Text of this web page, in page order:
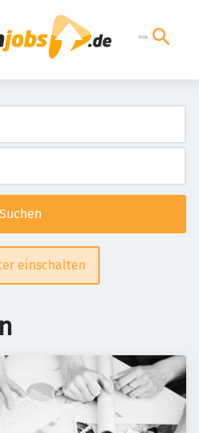
Suchen
einschalten